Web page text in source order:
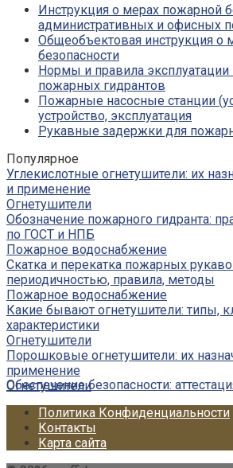
Инструкция о мерах пожарной
административных и офисных
Общеобъектовая инструкция о
безопасности
Нормы и правила
пожарных гидрантов
Пожарные насосные станции
устройство, эксплуатация
Рукавные задержки для
Популярное
Углекислотные огнетушители: их
и применение
Огнетушители
Обозначение пожарного гидранта:
по ГОСТ и НПБ
Пожарное водоснабжение
Скатка и перекатка пожарных
периодичностью, правила, методы
Пожарное водоснабжение
Какие бывают огнетушители: типы,
характеристики
Огнетушители
Порошковые огнетушители: их
применение
Огнетушители
Обеспечение безопасности:
Политика Конфиденциальности
Контакты
Карта сайта